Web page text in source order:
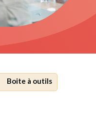
Boite à outils